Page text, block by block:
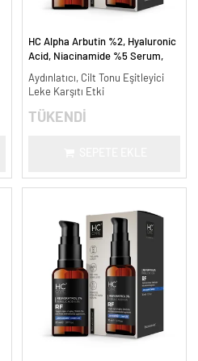
HC Alpha Arbutin %2, Hyaluronic
Acid, Niacinamide %5 Serum,
ml.
Aydınlatıcı, Cilt Tonu Eşitleyici
Leke Karşıtı Etki
TÜKENDİ